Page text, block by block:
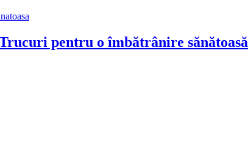
pentru o îmbătrânire sănătoasă